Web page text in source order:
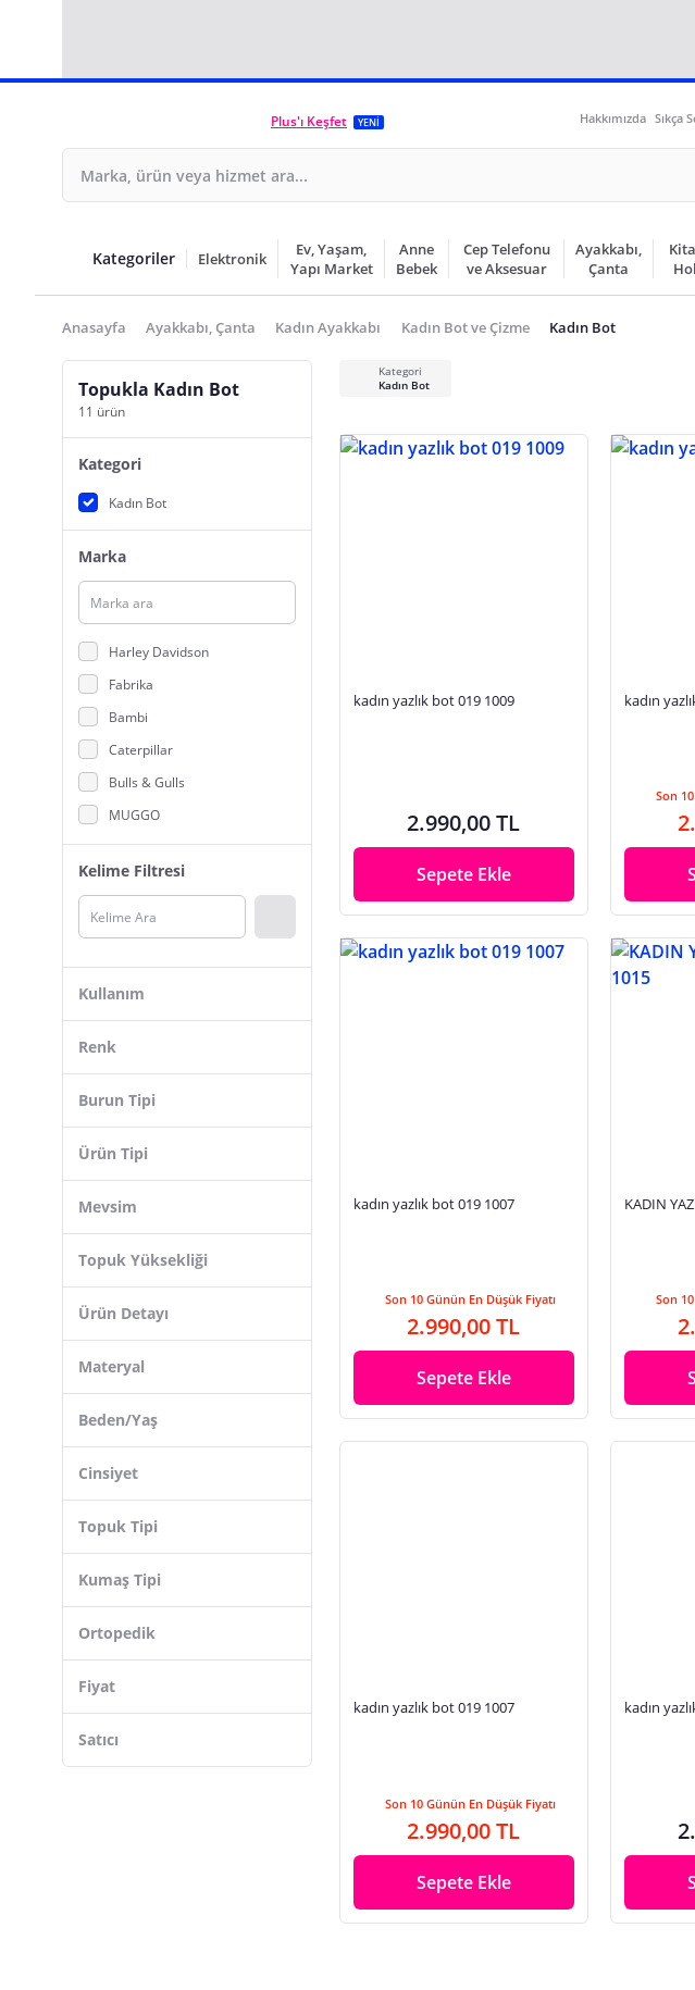
Plus'ı Keşfet YENİ Hakkımızda Sıkça
Kategoriler Elektronik
Ev, Yaşam,
Yapı Market
Anne
Bebek
Cep Telefonu
ve Aksesuar
Ayakkabı,
Çanta
Anasayfa Ayakkabı, Çanta Kadın Ayakkabı Kadın Bot ve Çizme Kadın Bot
Topukla Kadın Bot
11 ürün
Kategori
Kadın Bot
Marka
Harley Davidson
Fabrika
Bambi
Caterpillar
Bulls & Gulls
MUGGO
MAMMAMIA
Cotton Bar
Skechers
Tonny Black
Hammer Jack
Gondol
Guja
Mubiano
Kinetix
Kelime Filtresi
Kullanım
Renk
Burun Tipi
Ürün Tipi
Mevsim
Topuk Yüksekliği
Ürün Detayı
Materyal
Beden/Yaş
Cinsiyet
Topuk Tipi
Kumaş Tipi
Ortopedik
Fiyat
Satıcı
Kategori
Kadın Bot
kadın yazlık bot 019 1009
2.990,00 TL
Sepete Ekle
kadın
Son
kadın yazlık bot 019 1007
Son 10 Günün En Düşük Fiyatı
2.990,00 TL
Sepete Ekle
KADIN
Son
kadın yazlık bot 019 1007
Son 10 Günün En Düşük Fiyatı
2.990,00 TL
Sepete Ekle
kadın